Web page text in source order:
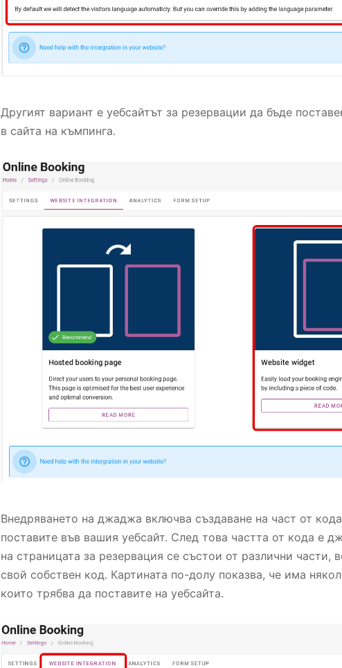
Другият вариант е уебсайтът за резервации да бъде
в сайта на къмпинга.
Внедряването на джаджа включва създаване на част от
поставите във вашия уебсайт. След това частта от кода е
на страницата за резервация се състои от различни части,
свой собствен код. Картината по-долу показва, че има
които трябва да поставите на уебсайта.